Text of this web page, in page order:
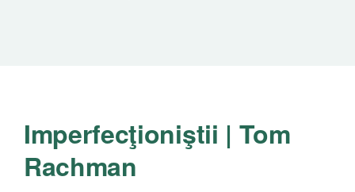
Imperfecţioniştii | Tom
Rachman